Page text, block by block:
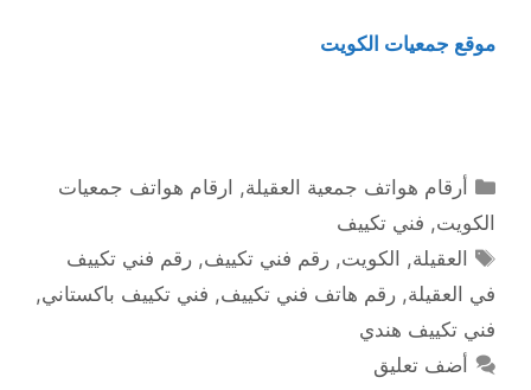
موقع جمعيات الكويت
التصنيفات
أرقام هواتف جمعية العقيلة, ارقام هواتف جمعيات
الكويت, فني تكييف
الوسوم
العقيلة, الكويت,رقم فني تكييف,رقم فني تكييف
في العقيلة, رقم هاتف فني تكييف, فني تكييف باكستاني,
فني تكييف هندي
أضف تعليق